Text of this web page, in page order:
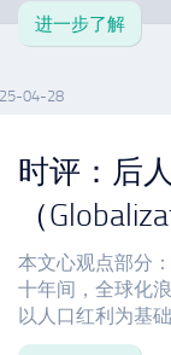
进一步了解
04-28
时评：后
（
本文心观点部分
十年间，全球化
以人口红利为基